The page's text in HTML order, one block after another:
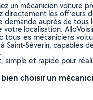
un mécanicien voiture
directement les offreurs
demande auprès de tous
votre localisation.
tous les mécaniciens
Saint-Séverin, capables
simple et rapide pour
choisir un